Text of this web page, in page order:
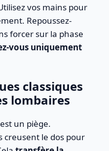
vos mains pour
Repoussez-
forcer sur la phase
vous uniquement
classiques
lombaires
un piège.
creusent le dos pour